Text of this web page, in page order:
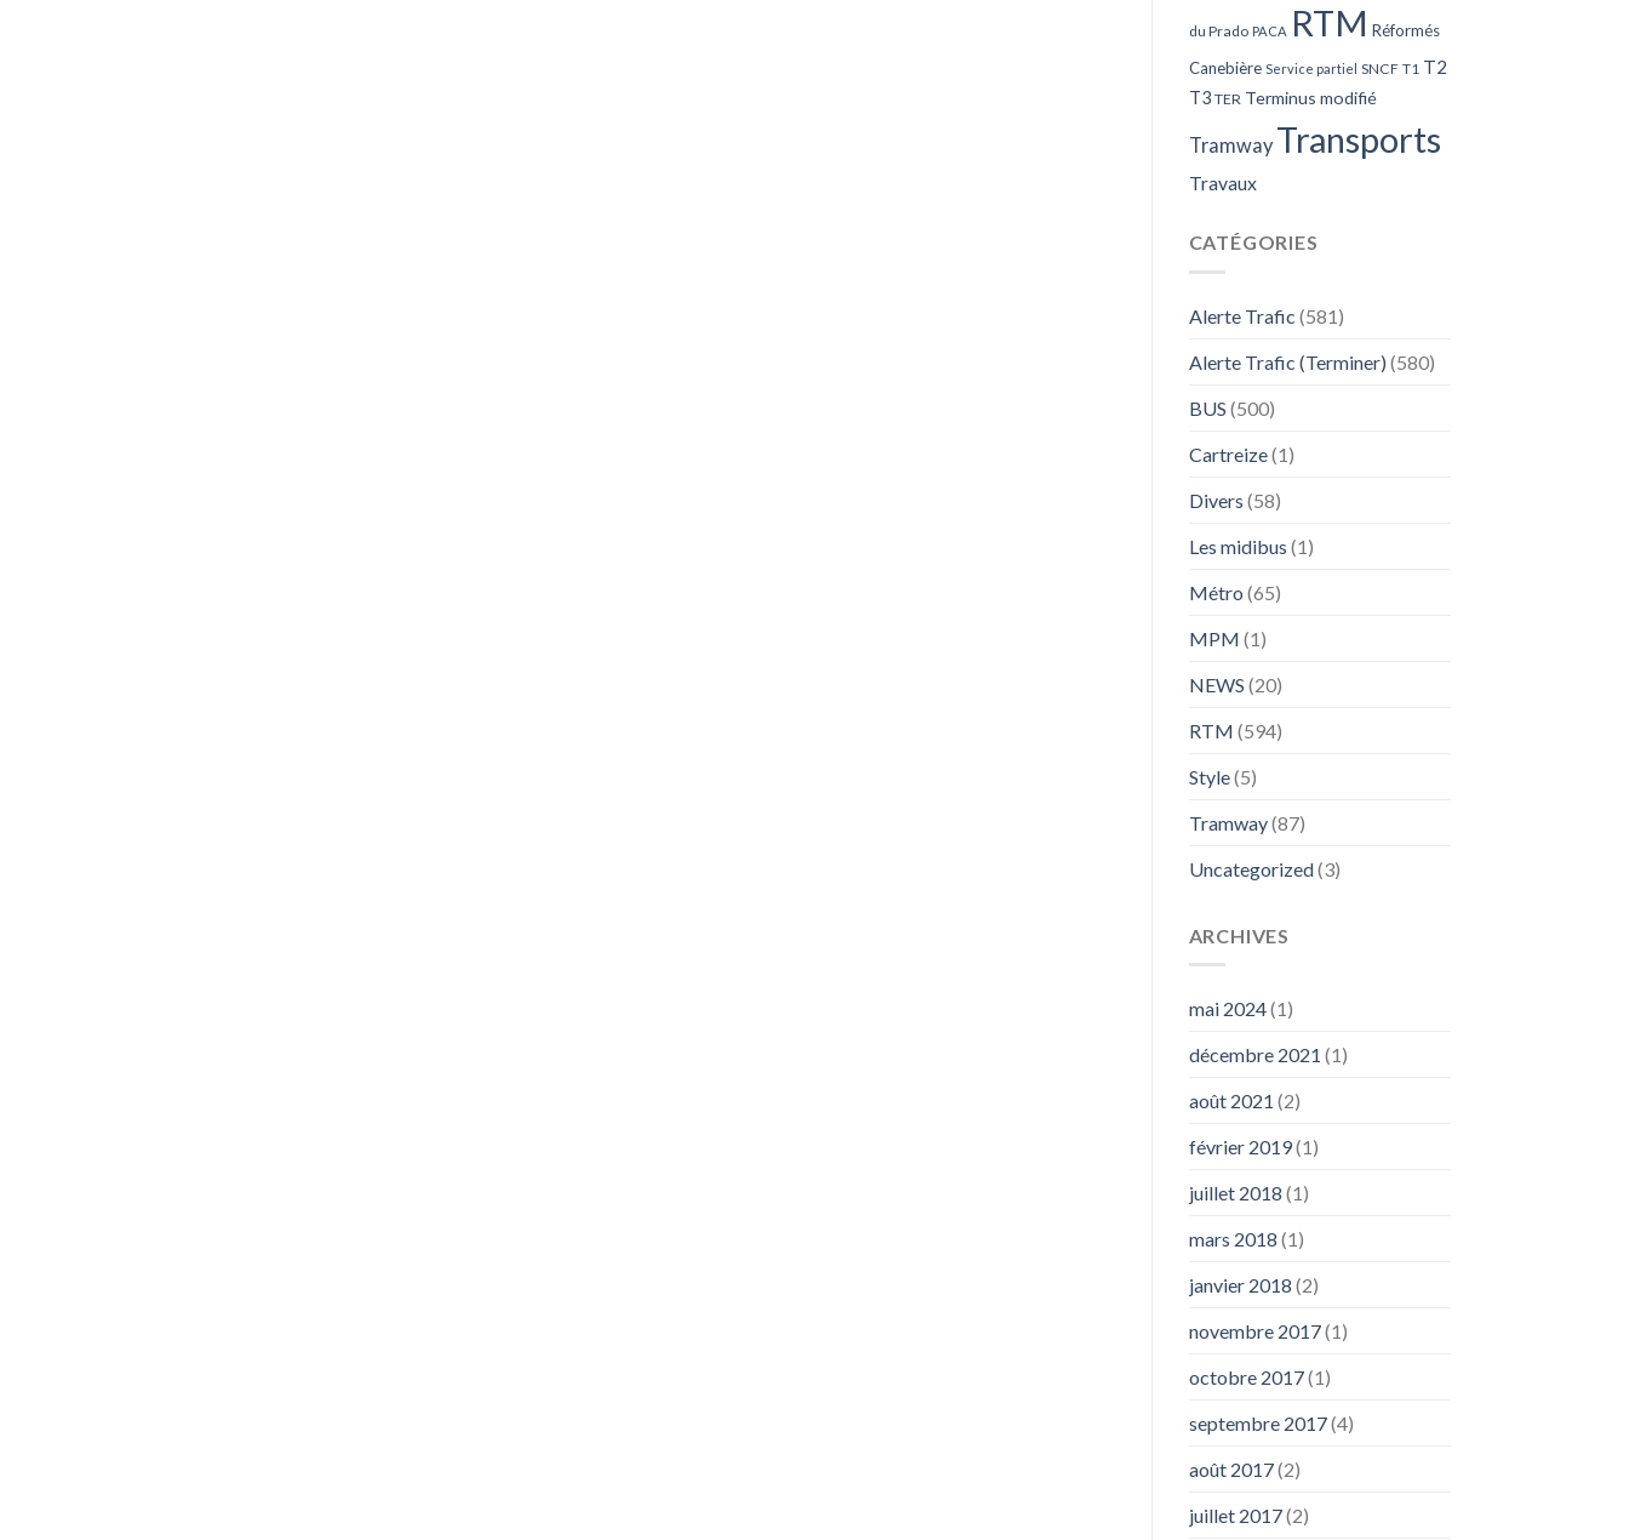
du Prado PACA RTM Réformés
Canebière Service partiel SNCF T1 T2
T3 TER Terminus modifié
Tramway Transports
Travaux
CATÉGORIES
Alerte Trafic (581)
Alerte Trafic (Terminer) (580)
BUS (500)
Cartreize(1)
Divers (58)
Les midibus (1)
Métro (65)
MPM (1)
NEWS (20)
RTM (594)
Style(5)
Tramway(87)
Uncategorized(3)
ARCHIVES
mai 2024(1)
décembre 2021 (1)
août 2021 (2)
février 2019(1)
juillet 2018 (1)
mars 2018 (1)
janvier 2018 (2)
novembre 2017(1)
octobre 2017(1)
septembre 2017(4)
août 2017(2)
juillet 2017(2)